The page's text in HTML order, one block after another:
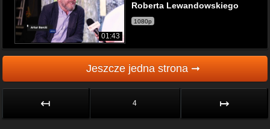
01:43
Roberta Lewandowskiego
1080p
Jeszcze jedna strona ➞
↤ 4 ↦